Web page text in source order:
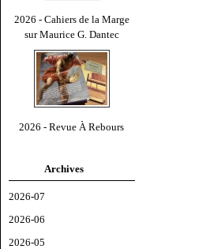
2026 - Cahiers de la Marge
sur Maurice G. Dantec
2026 - Revue À Rebours
Archives
2026-07
2026-06
2026-05